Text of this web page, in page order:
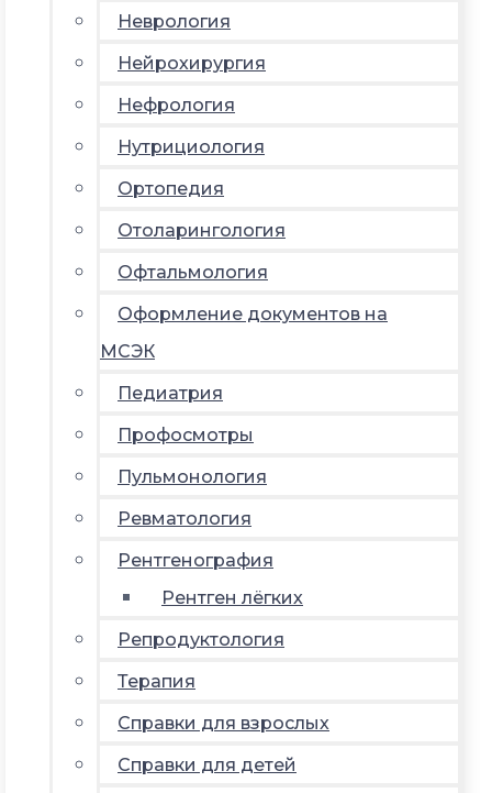
Неврология
Нейрохирургия
Нефрология
Нутрициология
Ортопедия
Отоларингология
Офтальмология
Оформление документов на
МСЭК
Педиатрия
Профосмотры
Пульмонология
Ревматология
Рентгенография
Рентген лёгких
Репродуктология
Терапия
Справки для взрослых
Справки для детей